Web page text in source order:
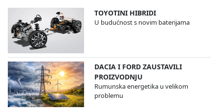
TOYOTINI HIBRIDI
U budućnost s novim baterijama
DACIA I FORD ZAUSTAVILI
PROIZVODNJU
Rumunska energetika u velikom
problemu